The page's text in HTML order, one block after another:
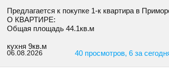
Предлагается к покупке 1-к квартира в
О КВАРТИРЕ:
Общая площадь 44.1кв.м
кухня 9кв.м
06.08.2026 40 просмотров, 6 за